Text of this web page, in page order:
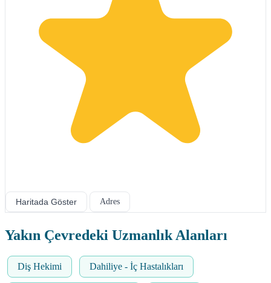
Haritada Göster Adres
Yakın Çevredeki Uzmanlık Alanları
Diş Hekimi Dahiliye - İç Hastalıkları